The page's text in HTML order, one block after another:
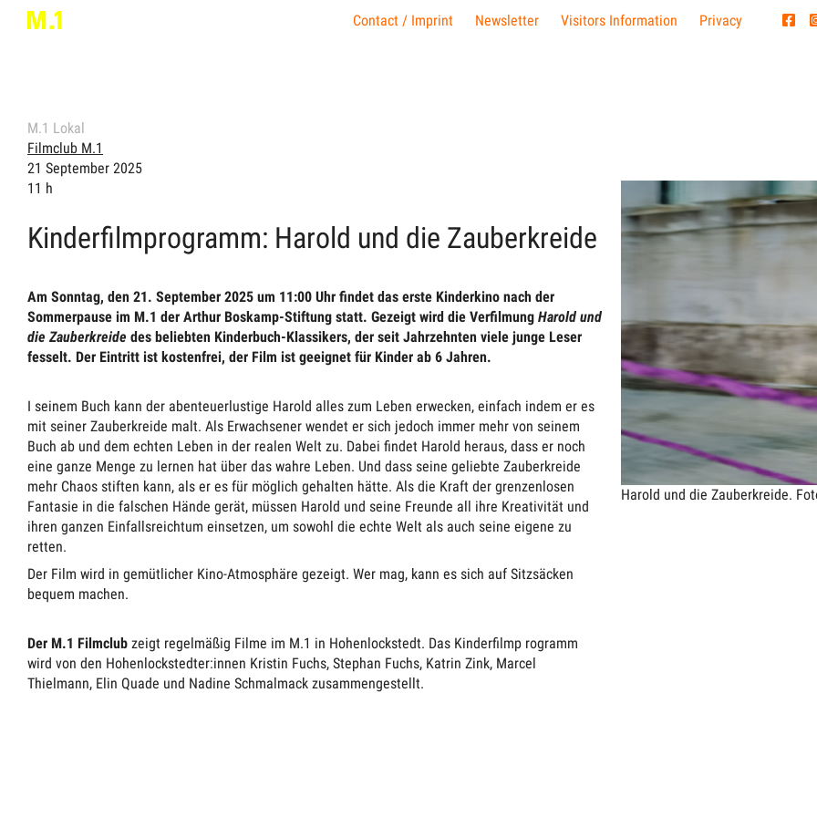
Contact / Imprint Newsletter Visitors Information Privacy
M.1 Lokal
Filmclub M.1
21 September 2025
11 h
Kinderfilmprogramm: Harold und die Zauberkreide
Am Sonntag, den 21. September 2025 um 11:00 Uhr findet das erste Kinderkino nach der
Sommerpause im M.1 der Arthur Boskamp-Stiftung statt. Gezeigt wird die Verfilmung Harold und
die Zauberkreide des beliebten Kinderbuch-Klassikers, der seit Jahrzehnten viele junge Leser
fesselt. Der Eintritt ist kostenfrei, der Film ist geeignet für Kinder ab 6 Jahren.
I seinem Buch kann der abenteuerlustige Harold alles zum Leben erwecken, einfach indem er es
mit seiner Zauberkreide malt. Als Erwachsener wendet er sich jedoch immer mehr von seinem
Buch ab und dem echten Leben in der realen Welt zu. Dabei findet Harold heraus, dass er noch
eine ganze Menge zu lernen hat über das wahre Leben. Und dass seine geliebte Zauberkreide
mehr Chaos stiften kann, als er es für möglich gehalten hätte. Als die Kraft der grenzenlosen
Fantasie in die falschen Hände gerät, müssen Harold und seine Freunde all ihre Kreativität und
ihren ganzen Einfallsreichtum einsetzen, um sowohl die echte Welt als auch seine eigene zu
retten.
Der Film wird in gemütlicher Kino-Atmosphäre gezeigt. Wer mag, kann es sich auf Sitzsäcken
bequem machen.
Der M.1 Filmclub zeigt regelmäßig Filme im M.1 in Hohenlockstedt. Das Kinderfilmp rogramm
wird von den Hohenlockstedter:innen Kristin Fuchs, Stephan Fuchs, Katrin Zink, Marcel
Thielmann, Elin Quade und Nadine Schmalmack zusammengestellt.
Harold und die Zauberkreide.